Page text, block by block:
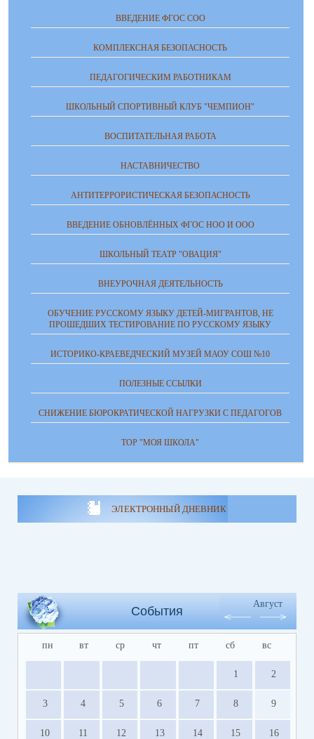
ВВЕДЕНИЕ ФГОС СОО
КОМПЛЕКСНАЯ БЕЗОПАСНОСТЬ
ПЕДАГОГИЧЕСКИМ РАБОТНИКАМ
ШКОЛЬНЫЙ СПОРТИВНЫЙ КЛУБ "ЧЕМПИОН"
ВОСПИТАТЕЛЬНАЯ РАБОТА
НАСТАВНИЧЕСТВО
АНТИТЕРРОРИСТИЧЕСКАЯ БЕЗОПАСНОСТЬ
ВВЕДЕНИЕ ОБНОВЛЁННЫХ ФГОС НОО И ООО
ШКОЛЬНЫЙ ТЕАТР "ОВАЦИЯ"
ВНЕУРОЧНАЯ ДЕЯТЕЛЬНОСТЬ
ОБУЧЕНИЕ РУССКОМУ ЯЗЫКУ ДЕТЕЙ-МИГРАНТОВ, НЕ
ПРОШЕДШИХ ТЕСТИРОВАНИЕ ПО РУССКОМУ ЯЗЫКУ
ИСТОРИКО-КРАЕВЕДЧЕСКИЙ МУЗЕЙ МАОУ СОШ №10
ПОЛЕЗНЫЕ ССЫЛКИ
СНИЖЕНИЕ БЮРОКРАТИЧЕСКОЙ НАГРУЗКИ С ПЕДАГОГОВ
ТОР "МОЯ ШКОЛА"
ЭЛЕКТРОННЫЙ ДНЕВНИК
События
Август
пн вт ср чт пт сб вс
1 2
3 4 5 6 7 8 9
10 11 12 13 14 15 16